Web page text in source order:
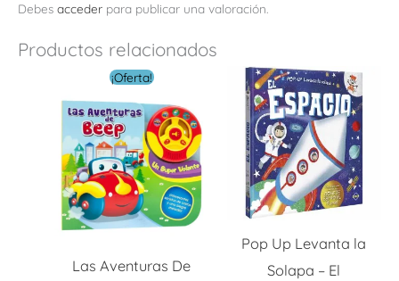
Debes acceder para publicar una valoración.
Productos relacionados
¡Oferta!
Las Aventuras De
El
original
era:
$ 44.00.
actual
es:
$ 13.20.
Pop Up Levanta la
Solapa – El